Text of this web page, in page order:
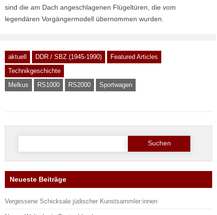
sind die am Dach angeschlagenen Flügeltüren, die vom
legendären Vorgängermodell übernommen wurden.
aktuell DDR / SBZ (1945-1990)
Featured Articles
Technikgeschichte
Melkus
RS1000 RS2000 Sportwagen
Suche
Neueste Beiträge
Vergessene Schicksale jüdischer Kunstsammler:innen